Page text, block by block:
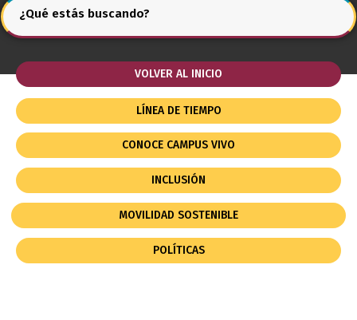
¿Qué estás buscando?
VOLVER AL INICIO
LÍNEA DE TIEMPO
CONOCE CAMPUS VIVO
INCLUSIÓN
MOVILIDAD SOSTENIBLE
POLÍTICAS